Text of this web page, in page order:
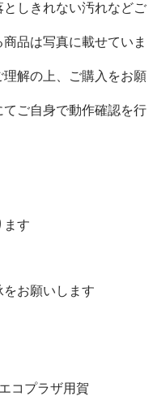
としきれない汚れなどご
品は写真に載せていま
解の上、ご購入をお願
ご自身で動作確認を行
ます
お願いします
コプラザ用賀